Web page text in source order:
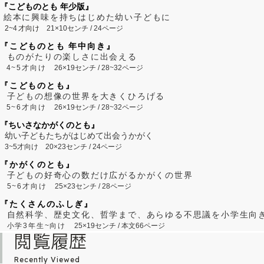
『こどものとも 年少版』
絵本に興味を持ちはじめた幼い子どもに
2~4 才向け 21×10センチ / 24ページ
『こどものとも 年中向き』
ものがたりの楽しさに出会える
4~5才向け26×19センチ / 28~32ページ
『こどものとも』
子どもの想像の世界を大きくひろげる
5~6才向け26×19センチ / 28~32ページ
『ちいさなかがくのとも』
幼い子どもたちがはじめて出会うかがく
3~5才向け 20×23センチ / 24ページ
『かがくのとも』
子どもの好奇心の数だけ広がるかがくの世界
5~6才向け25×23センチ / 28ページ
『たくさんのふしぎ』
自然科学、歴史文化、哲学まで、あらゆる不思議を小学生向
小学3年生~向け 25×19センチ / 本文66ページ
閲覧履歴
Recently Viewed